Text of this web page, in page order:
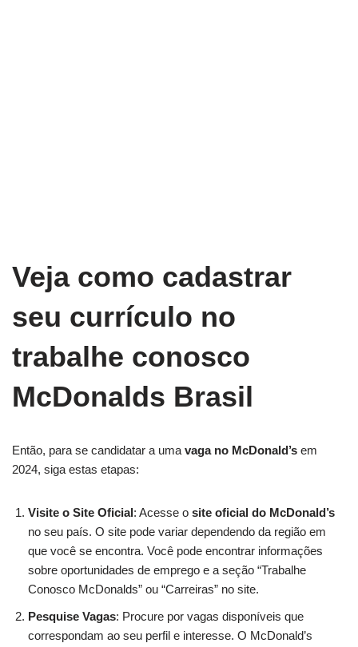
Veja como cadastrar
seu currículo no
trabalhe conosco
McDonalds Brasil
Então, para se candidatar a uma vaga no McDonald’s em
2024, siga estas etapas:
Visite o Site Oficial: Acesse o site oficial do McDonald’s
no seu país. O site pode variar dependendo da região em
que você se encontra. Você pode encontrar informações
sobre oportunidades de emprego e a seção “Trabalhe
Conosco McDonalds” ou “Carreiras” no site.
Pesquise Vagas: Procure por vagas disponíveis que
correspondam ao seu perfil e interesse. O McDonald’s